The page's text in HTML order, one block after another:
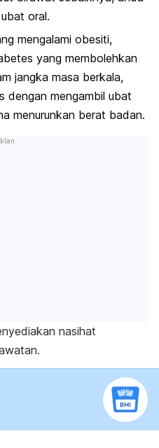
oral.
mengalami obesiti,
yang membolehkan
jangka masa berkala,
dengan mengambil ubat
menurunkan berat badan.
nasihat